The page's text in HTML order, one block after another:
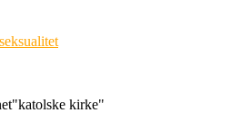
"katolske kirke"